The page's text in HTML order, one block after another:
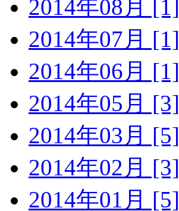
2014年08月 [1]
2014年07月 [1]
2014年06月 [1]
2014年05月 [3]
2014年03月 [5]
2014年02月 [3]
2014年01月 [5]